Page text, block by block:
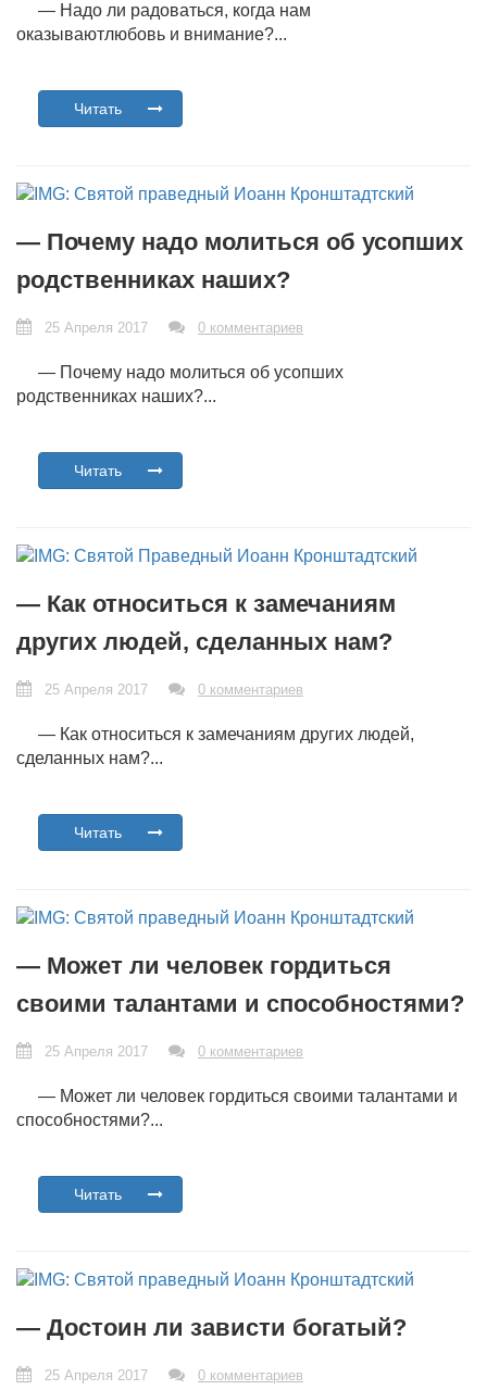
— Надо ли радоваться, когда нам
оказываютлюбовь и внимание?...
Читать
— Почему надо молиться об усопших
родственниках наших?
25 Апреля 2017 0 комментариев
— Почему надо молиться об усопших
родственниках наших?...
Читать
— Как относиться к замечаниям
других людей, сделанных нам?
25 Апреля 2017 0 комментариев
— Как относиться к замечаниям других людей,
сделанных нам?...
Читать
— Может ли человек гордиться
своими талантами и способностями?
25 Апреля 2017 0 комментариев
— Может ли человек гордиться своими талантами и
способностями?...
Читать
— Достоин ли зависти богатый?
25 Апреля 2017 0 комментариев